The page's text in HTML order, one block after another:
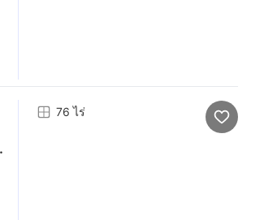
76 ไร่